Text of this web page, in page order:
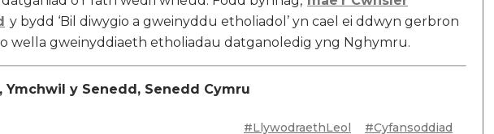
y bydd ‘Bil diwygio a gweinyddu etholiadol’ yn cael ei ddwyn gerbron
wella gweinyddiaeth etholiadau datganoledig yng Nghymru.
, Ymchwil y Senedd, Senedd Cymru
#LlywodraethLeol #Cyfansoddiad